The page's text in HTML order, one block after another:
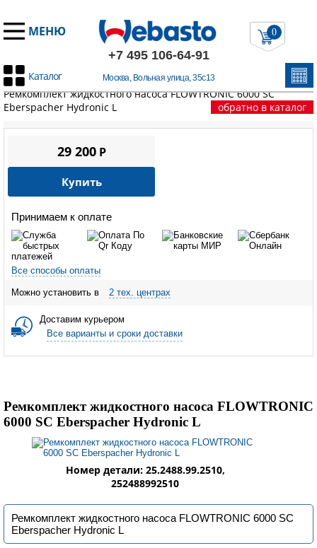
МЕНЮ
+7 495 106-64-91
Москва, Вольная улица, 35с13
Каталог
0
Главная / Запчасти Эберспехер/ HYDRONIC L 16-35
Ремкомплект жидкостного насоса FLOWTRONIC 6000 SC
Eberspacher Hydronic L
обратно в каталог
Принимаем к оплате
Все способы оплаты
Можно установить в 2 тех. центрах
Доставим курьером
Все варианты и сроки доставки
29 200P
Купить
Ремкомплект жидкостного насоса FLOWTRONIC
6000 SC Eberspacher Hydronic L
Номер детали: 25.2488.99.2510,
252488992510
Ремкомплект жидкостного насоса FLOWTRONIC 6000 SC
Eberspacher Hydronic L